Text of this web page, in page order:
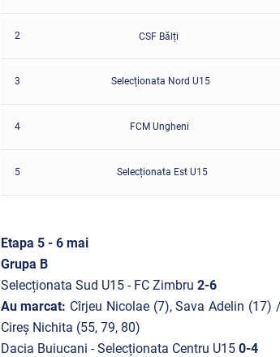
2 CSF Bălți
3 Selecționata Nord U15
4 FCM Ungheni
5 Selecționata Est U15
Etapa 5 - 6 mai
Grupa B
Selecționata Sud U15 - FC Zimbru 2-6
Au marcat: Cîrjeu Nicolae (7), Sava Adelin
Cireș Nichita (55, 79, 80)
Dacia Buiucani - Selecționata Centru U15 0-4